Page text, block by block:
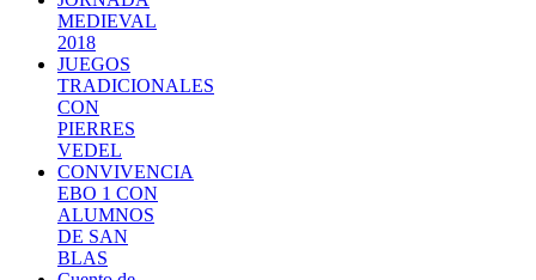
MEDIEVAL
2018
JUEGOS
TRADICIONALES
CON
PIERRES
VEDEL
CONVIVENCIA
EBO 1 CON
ALUMNOS
DE SAN
BLAS